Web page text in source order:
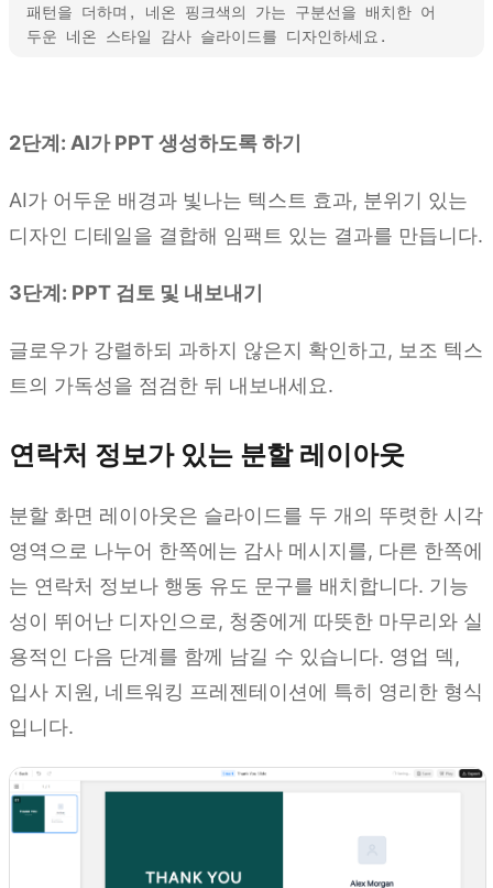
패턴을 더하며, 네온 핑크색의 가는 구분선을 배치한 어
두운 네온 스타일 감사 슬라이드를 디자인하세요.
2단계: AI가 PPT 생성하도록 하기
AI가 어두운 배경과 빛나는 텍스트 효과, 분위기 있는
디자인 디테일을 결합해 임팩트 있는 결과를 만듭니다.
3단계: PPT 검토 및 내보내기
글로우가 강렬하되 과하지 않은지 확인하고, 보조 텍스
트의 가독성을 점검한 뒤 내보내세요.
연락처 정보가 있는 분할 레이아웃
분할 화면 레이아웃은 슬라이드를 두 개의 뚜렷한 시각
영역으로 나누어 한쪽에는 감사 메시지를, 다른 한쪽에
는 연락처 정보나 행동 유도 문구를 배치합니다. 기능
성이 뛰어난 디자인으로, 청중에게 따뜻한 마무리와 실
용적인 다음 단계를 함께 남길 수 있습니다. 영업 덱,
입사 지원, 네트워킹 프레젠테이션에 특히 영리한 형식
입니다.